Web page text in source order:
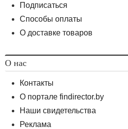
Подписаться
Способы оплаты
О доставке товаров
О нас
Контакты
О портале findirector.by
Наши свидетельства
Реклама